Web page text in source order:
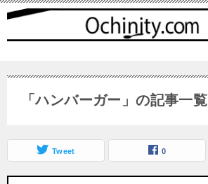
「ハンバーガー」の記事一覧
Tweet 0